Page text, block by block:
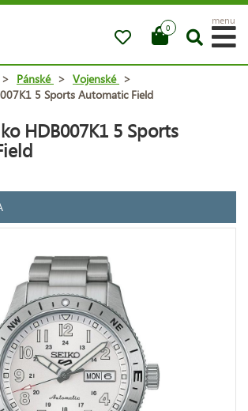
0
menu
> Pánské > Vojenské >
5 Sports Automatic Field
HDB007K1 5 Sports